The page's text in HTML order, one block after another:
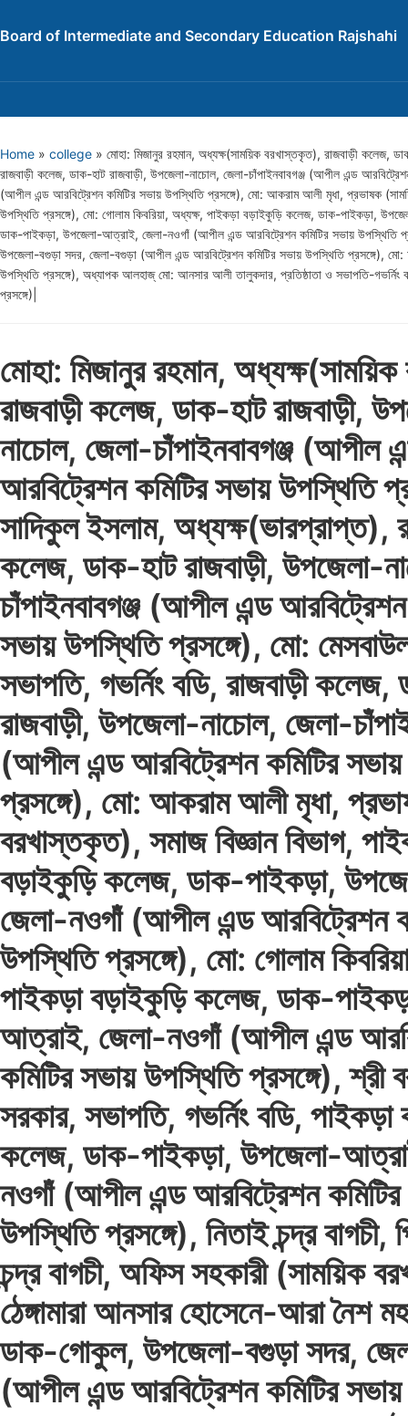
Board of Intermediate and Secondary Education Rajshahi
Home » college » মোহা: মিজানুর রহমান, অধ্যক্ষ(সাময়িক বরখাস্তকৃত), রাজবাড়ী কলেজ,
রাজবাড়ী কলেজ, ডাক-হাট রাজবাড়ী, উপজেলা-নাচোল, জেলা-চাঁপাইনবাবগঞ্জ (আপীল এন্ড
(আপীল এন্ড আরবিট্রেশন কমিটির সভায় উপস্থিতি প্রসঙ্গে), মো: আকরাম আলী মৃধা, প্রভাষক
উপস্থিতি প্রসঙ্গে), মো: গোলাম কিবরিয়া, অধ্যক্ষ, পাইকড়া বড়াইকুড়ি কলেজ, ডাক-পাইকড়া,
ডাক-পাইকড়া, উপজেলা-আত্রাই, জেলা-নওগাঁ (আপীল এন্ড আরবিট্রেশন কমিটির সভায় উপস্থিতি
উপজেলা-বগুড়া সদর, জেলা-বগুড়া (আপীল এন্ড আরবিট্রেশন কমিটির সভায় উপস্থিতি প্রসঙ্গে),
উপস্থিতি প্রসঙ্গে), অধ্যাপক আলহাজ্ মো: আনসার আলী তালুকদার, প্রতিষ্ঠাতা ও সভাপতি-
প্রসঙ্গে)|
মোহা: মিজানুর রহমান,
রাজবাড়ী কলেজ, ডাক-হাট রাজবাড়ী,
নাচোল, জেলা-চাঁপাইনবাবগঞ্জ (আপীল
আরবিট্রেশন কমিটির সভায় উপস্থিতি
সাদিকুল ইসলাম, অধ্যক্ষ(ভারপ্রাপ্ত),
কলেজ, ডাক-হাট রাজবাড়ী, উপজেলা-
চাঁপাইনবাবগঞ্জ (আপীল এন্ড
সভায় উপস্থিতি প্রসঙ্গে), মো:
সভাপতি, গভর্নিং বডি, রাজবাড়ী কলেজ,
রাজবাড়ী, উপজেলা-নাচোল, জেলা-
(আপীল এন্ড আরবিট্রেশন কমিটির
প্রসঙ্গে), মো: আকরাম আলী মৃধা,
বরখাস্তকৃত), সমাজ বিজ্ঞান বিভাগ,
বড়াইকুড়ি কলেজ, ডাক-পাইকড়া,
জেলা-নওগাঁ (আপীল এন্ড আরবিট্রেশন
উপস্থিতি প্রসঙ্গে), মো: গোলাম
পাইকড়া বড়াইকুড়ি কলেজ, ডাক-
আত্রাই, জেলা-নওগাঁ (আপীল এন্ড
কমিটির সভায় উপস্থিতি প্রসঙ্গে), শ্রী
সরকার, সভাপতি, গভর্নিং বডি, পাইকড়া
কলেজ, ডাক-পাইকড়া, উপজেলা-
নওগাঁ (আপীল এন্ড আরবিট্রেশন
উপস্থিতি প্রসঙ্গে), নিতাই চন্দ্র বাগচী,
চন্দ্র বাগচী, অফিস সহকারী (সাময়িক
ঠেঙ্গামারা আনসার হোসেনে-আরা নৈশ
ডাক-গোকুল, উপজেলা-বগুড়া সদর,
(আপীল এন্ড আরবিট্রেশন কমিটির